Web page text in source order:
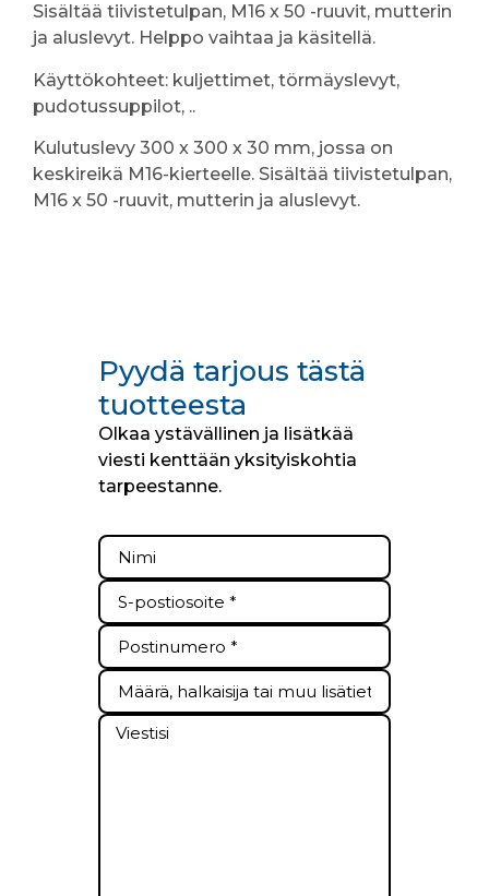
Sisältää tiivistetulpan, M16 x 50 -ruuvit, mutterin
ja aluslevyt. Helppo vaihtaa ja käsitellä.
Käyttökohteet: kuljettimet, törmäyslevyt,
pudotussuppilot, ..
Kulutuslevy 300 x 300 x 30 mm, jossa on
keskireikä M16-kierteelle. Sisältää tiivistetulpan,
M16 x 50 -ruuvit, mutterin ja aluslevyt.
Pyydä tarjous tästä
tuotteesta
Olkaa ystävällinen ja lisätkää
viesti kenttään yksityiskohtia
tarpeestanne.